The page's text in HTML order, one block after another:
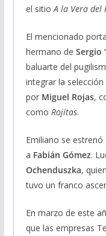
el sitio A la Vera del
El mencionado
hermano de Sergio
baluarte del
integrar la
porMiguel Rojas,
como Rojitas.
Emiliano se
a Fabián Gómez.
Ochenduszka,
tuvo un franco
En marzo de este
que las empresas